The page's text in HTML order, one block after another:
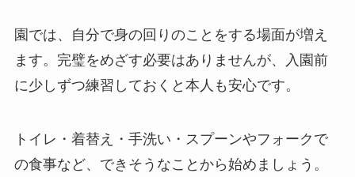
園では、自分で身の回りのことをする場面が増え
ます。完璧をめざす必要はありませんが、入園前
に少しずつ練習しておくと本人も安心です。
トイレ・着替え・手洗い・スプーンやフォークで
の食事など、できそうなことから始めましょう。